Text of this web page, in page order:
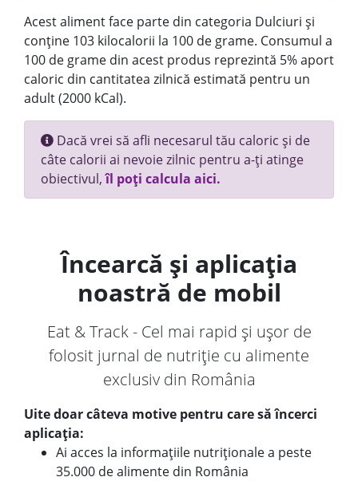
Acest aliment face parte din categoria Dulciuri și
conține 103 kilocalorii la 100 de grame. Consumul a
100 de grame din acest produs reprezintă 5% aport
caloric din cantitatea zilnică estimată pentru un
adult (2000 kCal).
Dacă vrei să afli necesarul tău caloric și de
câte calorii ai nevoie zilnic pentru a-ți atinge
obiectivul,îl poți calcula aici.
Încearcă și aplicația
noastră de mobil
Eat & Track - Cel mai rapid și ușor de
folosit jurnal de nutriție cu alimente
exclusiv din România
Uite doar câteva motive pentru care să încerci
aplicația:
Ai acces la informațiile nutriționale a peste
35.000 de alimente din România